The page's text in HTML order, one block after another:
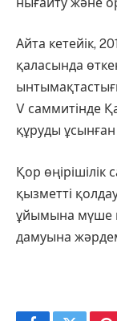
Айта кетейік,
қаласында
V саммитінде
құруды ұсынған
Қор
қызметті
ұйымына мүше
дамуына